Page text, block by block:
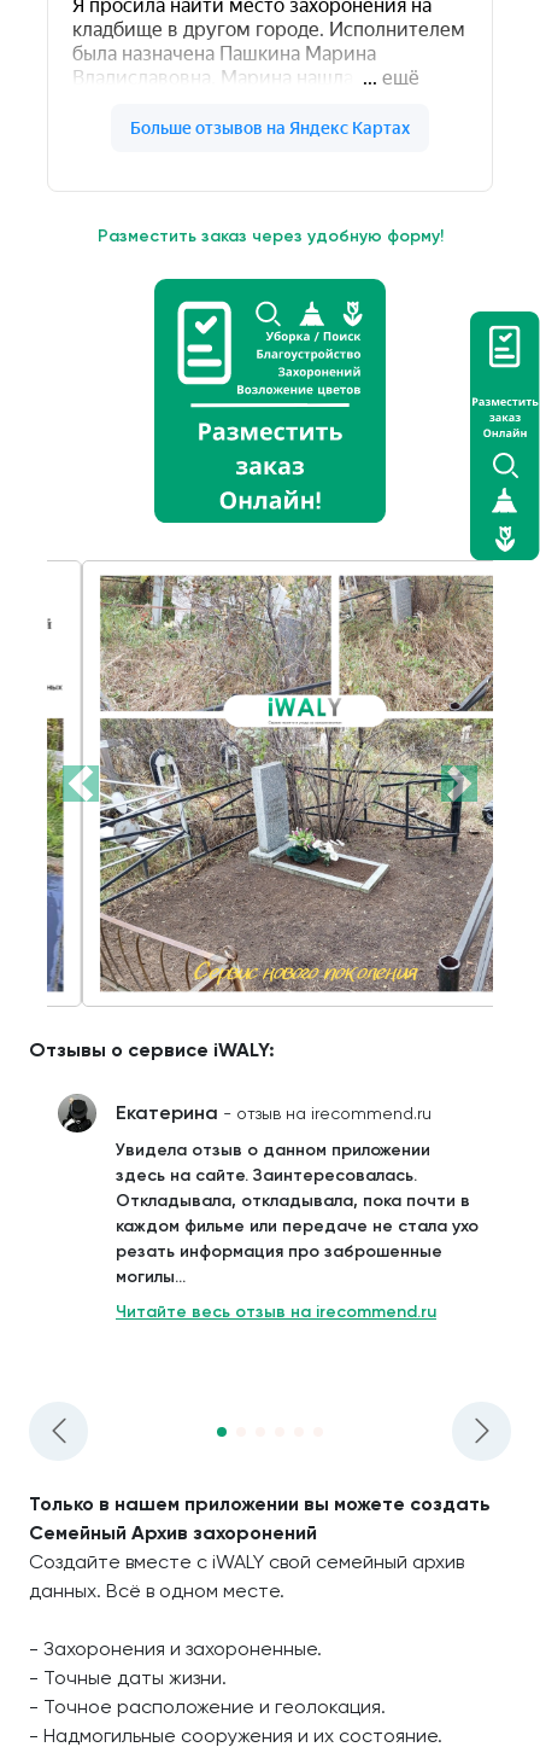
Разместить заказ через удобную форму!
Отзывы о сервисе iWALY:
Екатерина - отзыв на irecommend.ru
Увидела отзыв о данном приложении
здесь на сайте. Заинтересовалась.
Откладывала, откладывала, пока почти в
каждом фильме или передаче не стала ухо
резать информация про заброшенные
могилы...
Читайте весь отзыв на irecommend.ru
Только в нашем приложении вы можете создать
Семейный Архив захоронений
Создайте вместе с iWALY свой семейный архив
данных. Всё в одном месте.
- Захоронения и захороненные.
- Точные даты жизни.
- Точное расположение и геолокация.
- Надмогильные сооружения и их состояние.